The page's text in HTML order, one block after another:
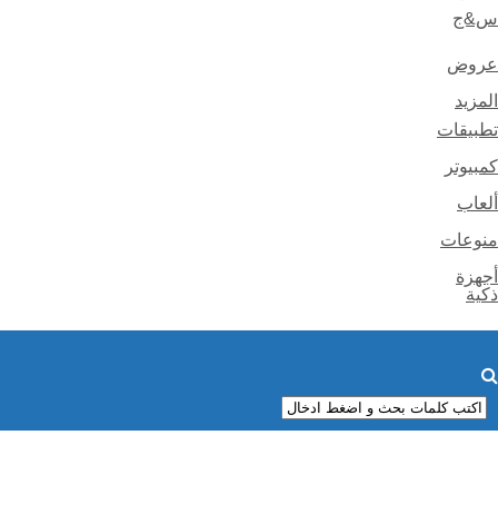
س&ج
عروض
المزيد
تطبيقات
كمبيوتر
ألعاب
منوعات
أجهزة
ذكية